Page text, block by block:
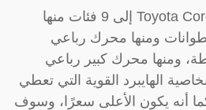
تنقسم سيارة Toyota Corolla 2024 إلى 9 فئات منها
ومنها محرك رباعي
ومنها محرك كبير رباعي
الهايبرد القوية التي تعطي
أنه يكون الأعلى سعرًا، وسوف